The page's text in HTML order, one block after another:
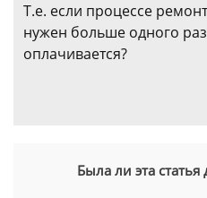
Т.е. если процессе
нужен больше одного
оплачивается?
Была ли эта статья